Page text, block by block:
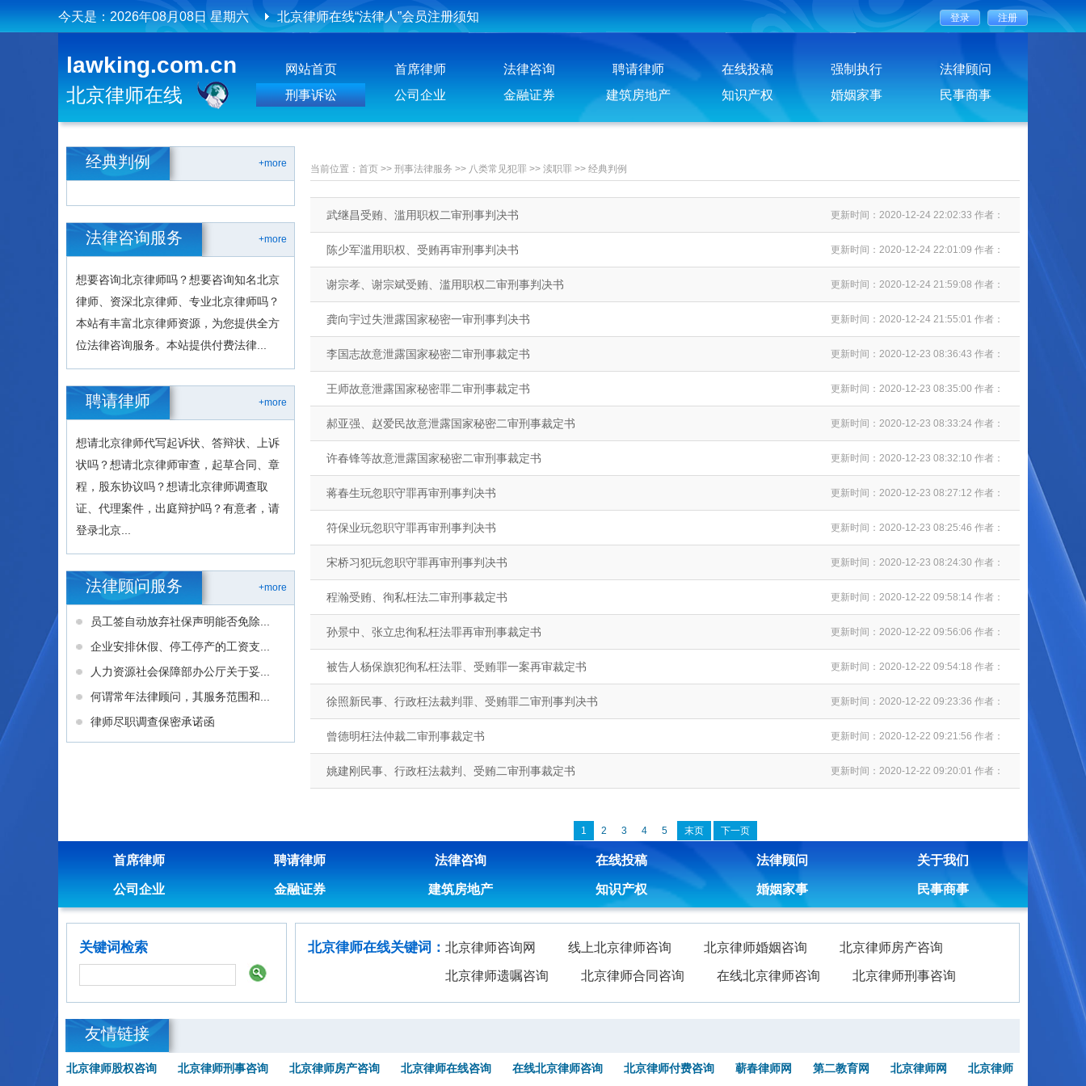
今天是： 2026年08月08日 星期六 北京律师在线“法律人”会员注册须知
北京律师在线聘请律师须知
lawking.com.cn
北京律师在线
网站首页 首席律师 法律咨询 聘请律师 在线投稿 强制执行
法律顾问
刑事诉讼
公司企业 金融证券 建筑房地产 知识产权 婚姻家事 民事商事
+more
经典判例
+more
法律咨询服务
想要咨询北京律师吗？想要咨询知名北京
律师、资深北京律师、专业北京律师吗？
本站有丰富北京律师资源，为您提供全方
位法律咨询服务。本站提供付费法律...
+more
聘请律师
想请北京律师代写起诉状、答辩状、上诉
状吗？想请北京律师审查，起草合同、章
程，股东协议吗？想请北京律师调查取
证、代理案件，出庭辩护吗？有意者，请
登录北京...
+more
法律顾问服务
员工签自动放弃社保声明能否免除...
企业安排休假、停工停产的工资支...
人力资源社会保障部办公厅关于妥...
何谓常年法律顾问，其服务范围和...
律师尽职调查保密承诺函
当前位置： 首页 >> 刑事法律服务 >> 八类常见犯罪 >> 渎职罪 >> 经典判例
武继昌受贿、滥用职权二审刑事判决书 更新时间：2020-12-24 22:02:33 作者：
陈少军滥用职权、受贿再审刑事判决书 更新时间：2020-12-24 22:01:09 作者：
谢宗孝、谢宗斌受贿、滥用职权二审刑事判决书 更新时间：2020-12-24 21:59:08 作者：
龚向宇过失泄露国家秘密一审刑事判决书 更新时间：2020-12-24 21:55:01 作者：
李国志故意泄露国家秘密二审刑事裁定书 更新时间：2020-12-23 08:36:43 作者：
王师故意泄露国家秘密罪二审刑事裁定书 更新时间：2020-12-23 08:35:00 作者：
郝亚强、赵爱民故意泄露国家秘密二审刑事裁定书 更新时间：2020-12-23 08:33:24 作者：
许春锋等故意泄露国家秘密二审刑事裁定书 更新时间：2020-12-23 08:32:10 作者：
蒋春生玩忽职守罪再审刑事判决书 更新时间：2020-12-23 08:27:12 作者：
符保业玩忽职守罪再审刑事判决书 更新时间：2020-12-23 08:25:46 作者：
宋桥习犯玩忽职守罪再审刑事判决书 更新时间：2020-12-23 08:24:30 作者：
程瀚受贿、徇私枉法二审刑事裁定书 更新时间：2020-12-22 09:58:14 作者：
孙景中、张立忠徇私枉法罪再审刑事裁定书 更新时间：2020-12-22 09:56:06 作者：
被告人杨保旗犯徇私枉法罪、受贿罪一案再审裁定书 更新时间：2020-12-22 09:54:18 作者：
徐照新民事、行政枉法裁判罪、受贿罪二审刑事判决书 更新时间：2020-12-22 09:23:36 作者：
曾德明枉法仲裁二审刑事裁定书 更新时间：2020-12-22 09:21:56 作者：
姚建刚民事、行政枉法裁判、受贿二审刑事裁定书 更新时间：2020-12-22 09:20:01 作者：
1 2 3 4 5 末页 下一页
首席律师 聘请律师 法律咨询 在线投稿 法律顾问 关于我们
公司企业 金融证券 建筑房地产 知识产权 婚姻家事 民事商事
关键词检索 北京律师在线关键词： 北京律师咨询网 线上北京律师咨询 北京律师婚姻咨询 北京律师房产咨询
北京律师遗嘱咨询 北京律师合同咨询 在线北京律师咨询 北京律师刑事咨询
友情链接
北京律师股权咨询 北京律师刑事咨询 北京律师房产咨询 北京律师在线咨询 在线北京律师咨询 北京律师付费咨询 蕲春律师网 第二教育网 北京律师网 北京律师